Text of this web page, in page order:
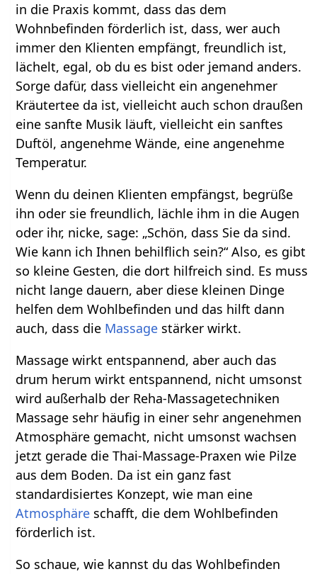
in die Praxis kommt, dass das dem
Wohnbefinden förderlich ist, dass, wer auch
immer den Klienten empfängt, freundlich ist,
lächelt, egal, ob du es bist oder jemand anders.
Sorge dafür, dass vielleicht ein angenehmer
Kräutertee da ist, vielleicht auch schon draußen
eine sanfte Musik läuft, vielleicht ein sanftes
Duftöl, angenehme Wände, eine angenehme
Temperatur.
Wenn du deinen Klienten empfängst, begrüße
ihn oder sie freundlich, lächle ihm in die Augen
oder ihr, nicke, sage: „Schön, dass Sie da sind.
Wie kann ich Ihnen behilflich sein?“ Also, es gibt
so kleine Gesten, die dort hilfreich sind. Es muss
nicht lange dauern, aber diese kleinen Dinge
helfen dem Wohlbefinden und das hilft dann
auch, dass die Massage stärker wirkt.
Massage wirkt entspannend, aber auch das
drum herum wirkt entspannend, nicht umsonst
wird außerhalb der Reha-Massagetechniken
Massage sehr häufig in einer sehr angenehmen
Atmosphäre gemacht, nicht umsonst wachsen
jetzt gerade die Thai-Massage-Praxen wie Pilze
aus dem Boden. Da ist ein ganz fast
standardisiertes Konzept, wie man eine
Atmosphäre schafft, die dem Wohlbefinden
förderlich ist.
So schaue, wie kannst du das Wohlbefinden